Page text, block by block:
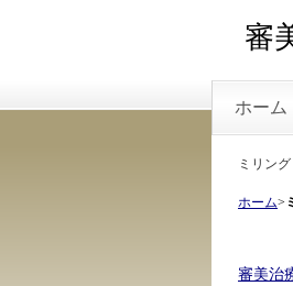
審
ホーム
ミリン
ホーム>
審美治